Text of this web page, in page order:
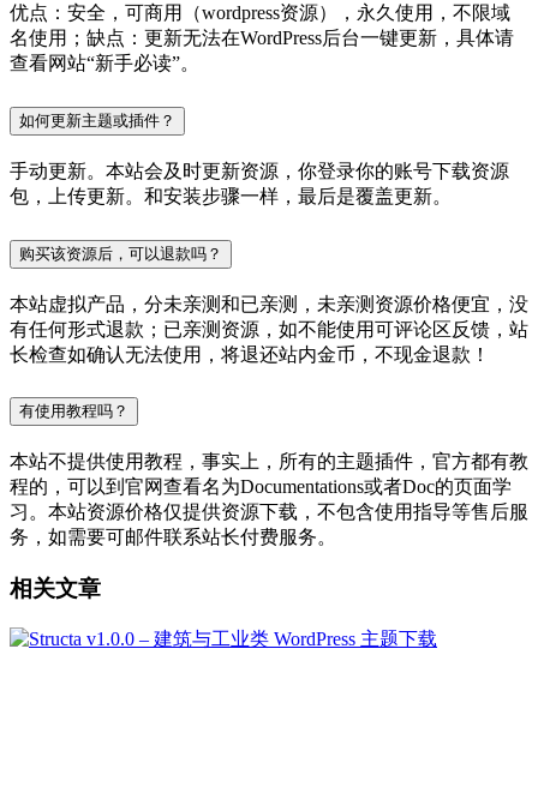
优点：安全，可商用（wordpress资源），永久使用，不限域
名使用；缺点：更新无法在WordPress后台一键更新，具体请
查看网站“新手必读”。
如何更新主题或插件？
手动更新。本站会及时更新资源，你登录你的账号下载资源
包，上传更新。和安装步骤一样，最后是覆盖更新。
购买该资源后，可以退款吗？
本站虚拟产品，分未亲测和已亲测，未亲测资源价格便宜，没
有任何形式退款；已亲测资源，如不能使用可评论区反馈，站
长检查如确认无法使用，将退还站内金币，不现金退款！
有使用教程吗？
本站不提供使用教程，事实上，所有的主题插件，官方都有教
程的，可以到官网查看名为Documentations或者Doc的页面学
习。本站资源价格仅提供资源下载，不包含使用指导等售后服
务，如需要可邮件联系站长付费服务。
相关文章